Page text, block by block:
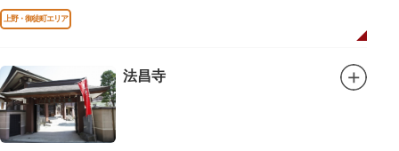
上野・御徒町エリア
法昌寺